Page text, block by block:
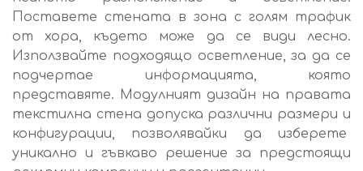
Поставете стената в зона с голям трафик
от хора, където може да се види лесно.
Използвайте подходящо осветление, за да се
подчертае информацията, която
представяте. Модулният дизайн на правата
текстилна стена допуска различни размери и
конфигурации, позволявайки да изберете
уникално и гъвкаво решение за предстоящи